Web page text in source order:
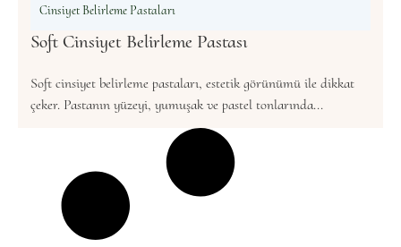
Cinsiyet Belirleme Pastaları
Soft Cinsiyet Belirleme Pastası
Soft cinsiyet belirleme pastaları, estetik görünümü ile dikkat
çeker. Pastanın yüzeyi, yumuşak ve pastel tonlarında...